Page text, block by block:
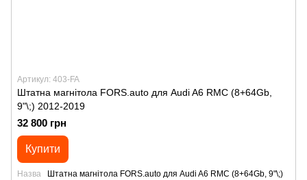
Артикул: 403-FA
Штатна магнітола FORS.auto для Audi A6 RMC (8+64Gb,
9"\;) 2012-2019
32 800 грн
Купити
Назва
Штатна магнітола FORS.auto для Audi A6 RMC (8+64Gb, 9"\;)